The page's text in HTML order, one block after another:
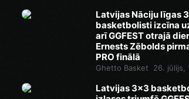
Latvijas Nāciju līgas
basketbolisti izcīna
arī GGFEST otrajā
Ernests Zēbolds
PRO finālā
Ghetto Basket 26. jūlijs,
Latvijas 3x3